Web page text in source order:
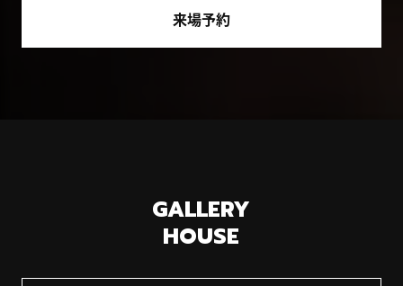
来場予約
GALLERY
HOUSE